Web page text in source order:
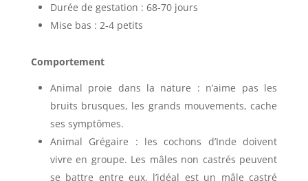
Durée de gestation : 68-70 jours
Mise bas : 2-4 petits
Comportement
Animal proie dans la nature : n’aime pas les
bruits brusques, les grands mouvements, cache
ses symptômes.
Animal Grégaire : les cochons d’Inde doivent
vivre en groupe. Les mâles non castrés peuvent
se battre entre eux, l’idéal est un mâle castré